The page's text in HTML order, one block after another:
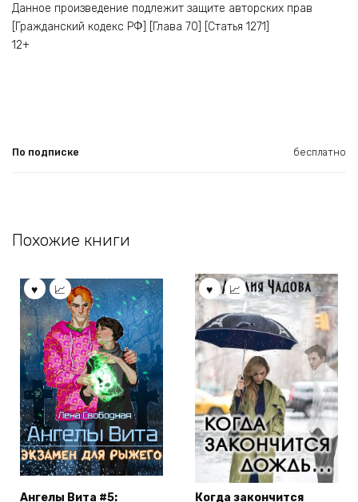
Данное произведение подлежит защите авторских прав
[Гражданский кодекс РФ] [Глава 70] [Статья 1271]
12+
По подписке бесплатно
Похожие книги
Ангелы Вита #5:
Когда закончится